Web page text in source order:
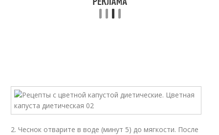
2. Чеснок отварите в воде (минут 5) до мягкости. После